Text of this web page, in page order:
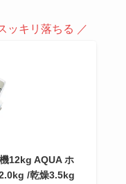
ッキリ落ちる ／
12kg AQUA ホ
/乾燥3.5kg